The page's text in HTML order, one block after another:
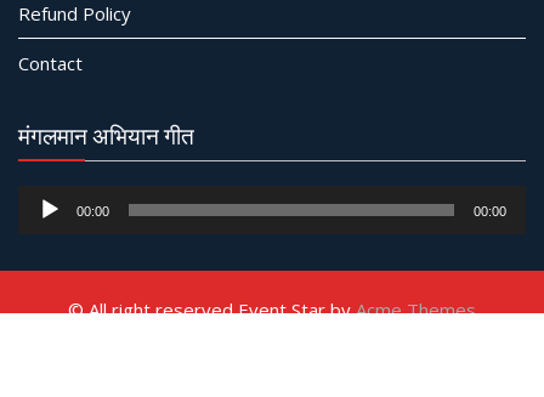
Refund Policy
Contact
मंगलमान अभियान गीत
Audio
00:00 00:00
© All right reserved Event Star byAcme Themes